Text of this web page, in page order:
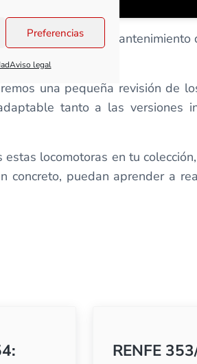
Preferencias
Aviso legal
un correcto
útil.
una pequeña revisión de
tanto a las versiones
locomotoras en tu
puedan aprender a
RENFE